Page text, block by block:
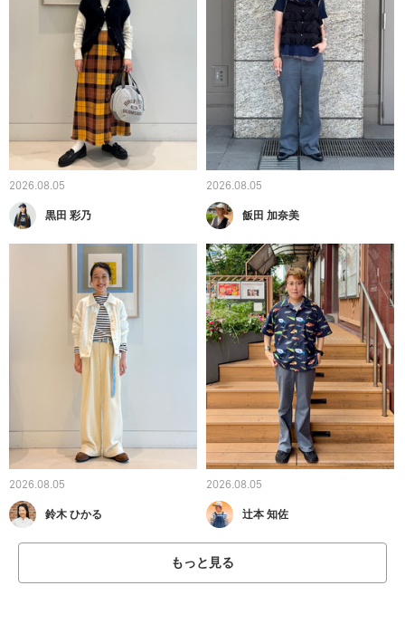
2026.08.05
黒田 彩乃
2026.08.05
飯田 加奈美
2026.08.05
鈴木 ひかる
2026.08.05
辻本 知佐
もっと見る